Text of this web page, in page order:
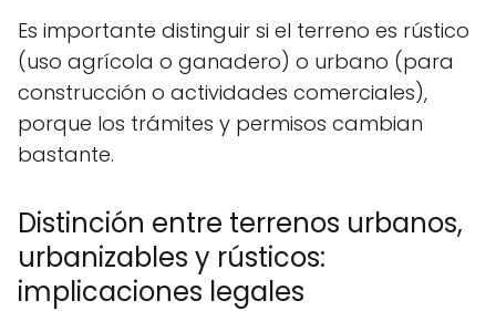
Es importante distinguir si el terreno es rústico
(uso agrícola o ganadero) o urbano (para
construcción o actividades comerciales),
porque los trámites y permisos cambian
bastante.
Distinción entre terrenos urbanos,
urbanizables y rústicos:
implicaciones legales